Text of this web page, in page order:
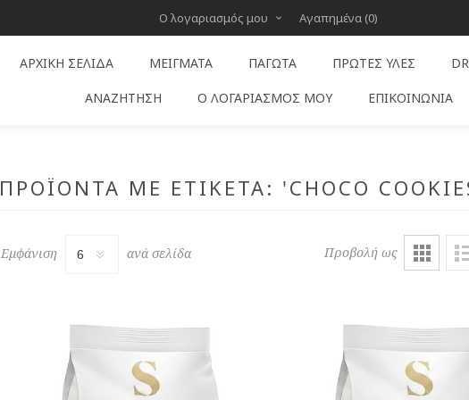
Ο λογαριασμός μου Αγαπημένα (0)
ΑΡΧΙΚΉ ΣΕΛΊΔΑ ΜΕΊΓΜΑΤΑ ΠΑΓΩΤΆ ΠΡΏΤΕΣ ΎΛΕΣ
ΑΝΑΖΉΤΗΣΗ Ο ΛΟΓΑΡΙΑΣΜΌΣ ΜΟΥ ΕΠΙΚΟΙΝΩΝΊΑ
ΠΡΟΪΌΝΤΑ ΜΕ ΕΤΙΚΈΤΑ: 'CHOCO
Προβολή ως
Εμφάνιση ανά σελίδα